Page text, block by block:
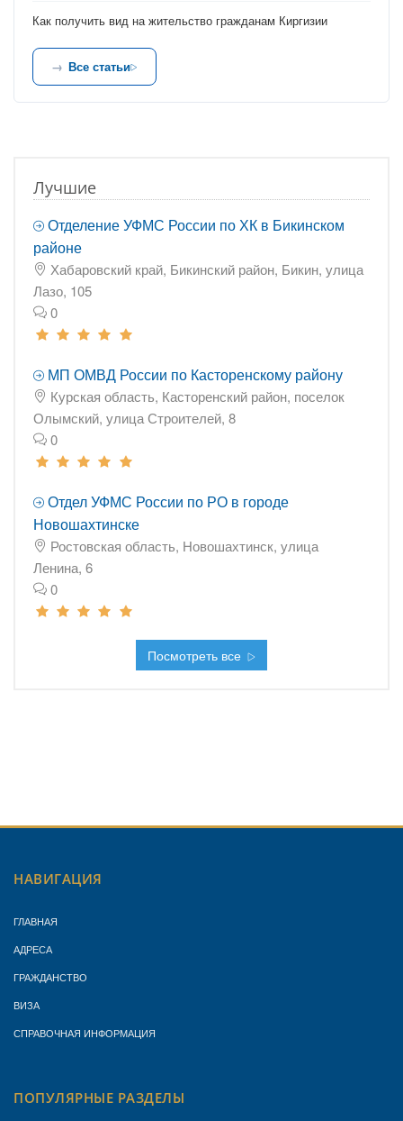
Как получить вид на жительство гражданам Киргизии
Все статьи
Лучшие
Отделение УФМС России по ХК в Бикинском
районе
Хабаровский край, Бикинский район, Бикин, улица
Лазо, 105
0
МП ОМВД России по Касторенскому району
Курская область, Касторенский район, поселок
Олымский, улица Строителей, 8
0
Отдел УФМС России по РО в городе
Новошахтинске
Ростовская область, Новошахтинск, улица
Ленина, 6
0
Посмотреть все
НАВИГАЦИЯ
ГЛАВНАЯ
АДРЕСА
ГРАЖДАНСТВО
ВИЗА
СПРАВОЧНАЯ ИНФОРМАЦИЯ
ПОПУЛЯРНЫЕ РАЗДЕЛЫ